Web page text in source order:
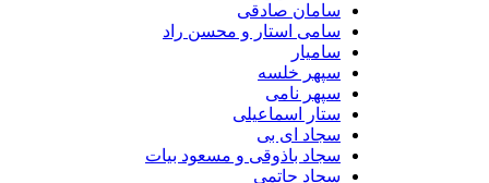
سامان صادقی
سامی استار و محسن راد
سامیار
سپهر خلسه
سپهر نامی
ستار اسماعیلی
سجاد ای بی
سجاد باذوقی و مسعود بیات
سجاد حاتمی